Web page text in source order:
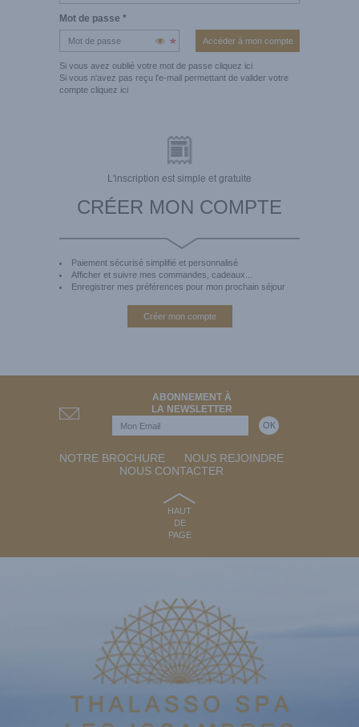
Mot de passe *
Si vous avez oublié votre mot de passe cliquez ici
Si vous n'avez pas reçu l'e-mail permettant de valider votre
compte cliquez ici
L'inscription est simple et gratuite
CRÉER MON COMPTE
Paiement sécurisé simplifié et personnalisé
Afficher et suivre mes commandes, cadeaux...
Enregistrer mes préférences pour mon prochain séjour
Créer mon compte
ABONNEMENT À
LA NEWSLETTER
NOTRE BROCHURE
NOUS REJOINDRE
NOUS CONTACTER
HAUT
DE
PAGE